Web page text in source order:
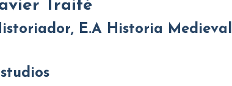
Traité
E.A Historia Medieval